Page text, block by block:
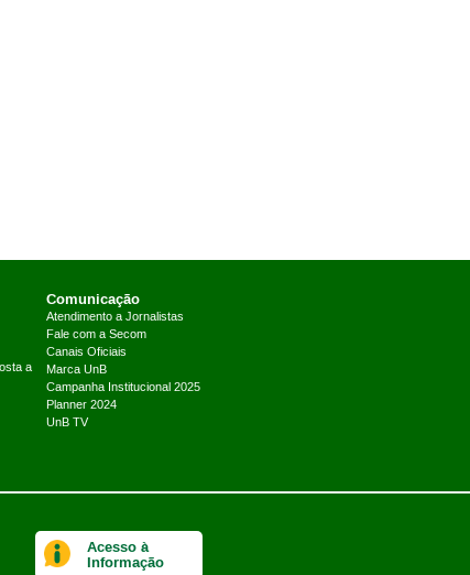
a
Comunicação
Atendimento a Jornalistas
Fale com a Secom
Canais Oficiais
Marca UnB
Campanha Institucional 2025
Planner 2024
UnB TV
Acesso à
Informação